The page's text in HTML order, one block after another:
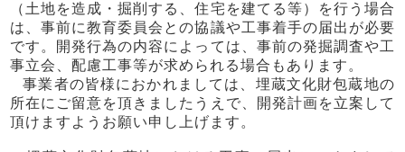
（土地を造成・掘削する、住宅を建てる等）を行う場合
は、事前に教育委員会との協議や工事着手の届出が必要
です。開発行為の内容によっては、事前の発掘調査や工
事立会、配慮工事等が求められる場合もあります。
事業者の皆様におかれましては、埋蔵文化財包蔵地の
所在にご留意を頂きましたうえで、開発計画を立案して
頂けますようお願い申し上げます。